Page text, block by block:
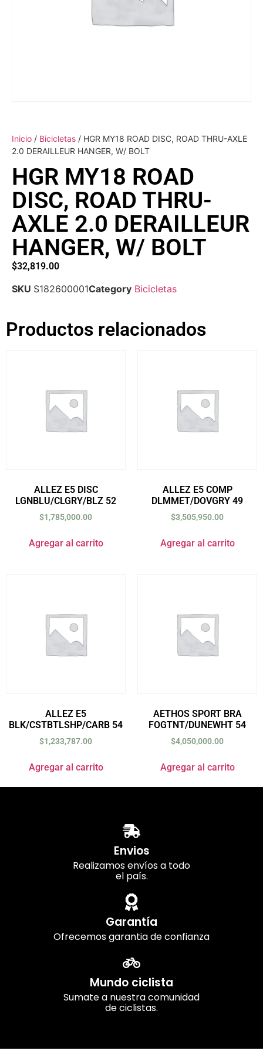
Inicio / Bicicletas / HGR MY18 ROAD DISC, ROAD THRU-AXLE
2.0 DERAILLEUR HANGER, W/ BOLT
HGR MY18 ROAD
DISC, ROAD THRU-
AXLE 2.0 DERAILLEUR
HANGER, W/ BOLT
$32,819.00
SKU S182600001Category Bicicletas
Productos relacionados
ALLEZ E5 DISC
LGNBLU/CLGRY/BLZ 52
$1,785,000.00
Agregar al carrito
ALLEZ E5 COMP
DLMMET/DOVGRY 49
$3,505,950.00
Agregar al carrito
ALLEZ E5
BLK/CSTBTLSHP/CARB 54
$1,233,787.00
Agregar al carrito
AETHOS SPORT BRA
FOGTNT/DUNEWHT 54
$4,050,000.00
Agregar al carrito
Envios
Realizamos envíos a todo
el país.
Garantía
Ofrecemos garantia de confianza
Mundo ciclista
Sumate a nuestra comunidad
de ciclistas.